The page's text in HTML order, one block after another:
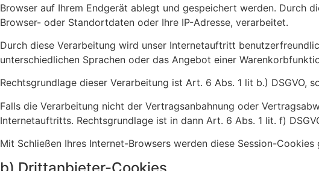
Browser auf Ihrem Endgerät ablegt und gespeichert werden. Durch
Browser- oder Standortdaten oder Ihre IP-Adresse, verarbeitet.
Durch diese Verarbeitung wird unser Internetauftritt
unterschiedlichen Sprachen oder das Angebot einer
Rechtsgrundlage dieser Verarbeitung ist Art. 6 Abs. 1 lit b.)
Falls die Verarbeitung nicht der Vertragsanbahnung oder
Internetauftritts. Rechtsgrundlage ist in dann Art. 6 Abs. 1 lit. f)
Mit Schließen Ihres Internet-Browsers werden diese Session-Cookies
b) Drittanbieter-Cookies